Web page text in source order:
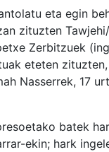
eta egin
zituzten
Zerbitzuek
eteten zituzten,
Nasserrek, 17
batek
ekin; hark